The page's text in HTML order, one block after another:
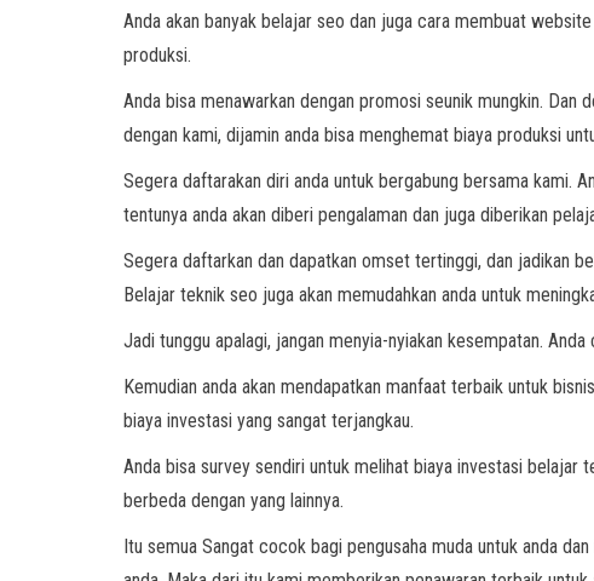
Anda akan banyak belajar seo dan juga cara membuat
produksi.
Anda bisa menawarkan dengan promosi seunik mungkin.
dengan kami, dijamin anda bisa menghemat biaya produksi
Segera daftarakan diri anda untuk bergabung bersama kami.
tentunya anda akan diberi pengalaman dan juga diberikan
Segera daftarkan dan dapatkan omset tertinggi, dan jadikan
Belajar teknik seo juga akan memudahkan anda untuk
Jadi tunggu apalagi, jangan menyia-nyiakan kesempatan. Anda
Kemudian anda akan mendapatkan manfaat terbaik untuk
biaya investasi yang sangat terjangkau.
Anda bisa survey sendiri untuk melihat biaya investasi belajar
berbeda dengan yang lainnya.
Itu semua Sangat cocok bagi pengusaha muda untuk anda